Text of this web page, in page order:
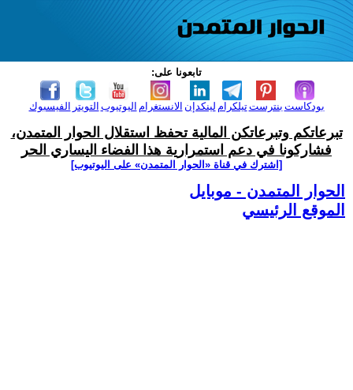
تابعونا على:
الفيسبوك التويتر اليوتيوب الانستغرام لينكدإن تيلكرامبنترست بودكاست
تبرعاتكم وتبرعاتكن المالية تحفظ استقلال الحوار المتمدن،
فشاركونا في دعم استمرارية هذا الفضاء اليساري الحر
[اشترك في قناة ‫«الحوار المتمدن» على اليوتيوب]
الحوار المتمدن - موبايل
الموقع الرئيسي